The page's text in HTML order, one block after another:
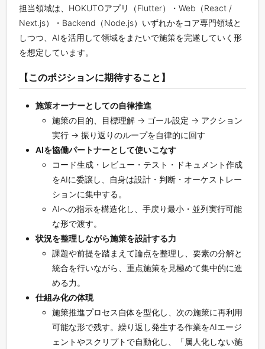
担当領域は、HOKUTOアプリ（Flutter）・Web（React /
Next.js）・Backend（Node.js）いずれかをコア専門領域と
しつつ、AIを活用して領域をまたいで施策を完遂していく形
を想定しています。
【このポジションに期待すること】
施策オーナーとしての自律推進
施策の目的、目標理解 → ゴール設定 → アクション
実行 → 振り返りのループを自律的に回す
AIを協働パートナーとして使いこなす
コード生成・レビュー・テスト・ドキュメント作成
をAIに委譲し、自身は設計・判断・オーケストレー
ションに集中する。
AIへの指示を構造化し、手戻り最小・並列実行可能
な形で渡す。
状況を整理しながら施策を設計する力
課題や前提を踏まえて論点を整理し、要素の分解と
統合を行いながら、重点施策を見極めて集中的に進
める力。
仕組み化の体現
施策推進プロセス自体を型化し、次の施策に再利用
可能な形で残す。繰り返し発生する作業をAIエージ
ェントやスクリプトで自動化し、「属人化しない施